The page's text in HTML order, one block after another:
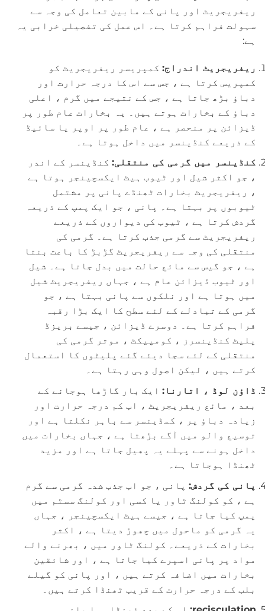
ریفریجریٹ اور پانی کے مابین تعامل کی وجہ سے
سہولت فراہم کرتا ہے۔ اس عمل کی تفصیلی خرابی یہ
ہے:
ریفریجریٹ اندراج: کمپریسر ریفریجریٹ کو
کمپریس کرتا ہے ، جس سے اس کا درجہ حرارت اور
دباؤ بڑھ جاتا ہے ، جس کے نتیجے میں گرم ، اعلی
دباؤ کے بخارات ہوتے ہیں۔ یہ بخارات عام طور پر
ڈیزائن پر منحصر ہے ، عام طور پر اوپر یا سائیڈ
کے ذریعے کنڈینسر میں داخل ہوتا ہے۔
کنڈینسر میں گرمی کی منتقلی: کنڈینسر کے اندر
، جو اکثر شیل اور ٹیوب ہیٹ ایکسچینجر ہوتا ہے
، ریفریجریٹ بخارات ٹھنڈے پانی پر مشتمل
ٹیوبوں پر بہتا ہے۔ پانی ، جو ایک پمپ کے ذریعہ
گردش کرتا ہے ، ٹیوب کی دیواروں کے ذریعے
ریفریجریٹ سے گرمی جذب کرتا ہے۔ گرمی کی
منتقلی کی وجہ سے ریفریجریٹ گڑبڑ کا باعث بنتا
ہے ، جو گیس سے مائع حالت میں بدل جاتا ہے۔ شیل
اور ٹیوب ڈیزائن عام ہے ، جہاں ریفریجریٹ شیل
میں ہوتا ہے اور نلکوں سے پانی بہتا ہے ، جو
گرمی کے تبادلے کے لئے سطح کا ایک بڑا رقبہ
فراہم کرتا ہے۔ دوسرے ڈیزائن ، جیسے بریزڈ
پلیٹ کنڈینسرز ، کومپیکٹ ، موثر گرمی کی
منتقلی کے لئے سجا دیئے گئے پلیٹوں کا استعمال
کرتے ہیں ، لیکن اصول وہی رہتا ہے۔
ڈاؤن لوڈ ، اتارنا: ایک بار گاڑھا ہوجانے کے
بعد ، مائع ریفریجریٹ ، اب کم درجہ حرارت اور
زیادہ دباؤ پر ، کمڈینسر سے باہر نکلتا ہے اور
توسیع والو میں آگے بڑھتا ہے ، جہاں بخارات میں
داخل ہونے سے پہلے یہ پھیل جاتا ہے اور مزید
ٹھنڈا ہوجاتا ہے۔
پانی کی گردش: پانی ، جو اب جذب شدہ گرمی سے گرم
ہے ، کو کولنگ ٹاور یا کسی اور کولنگ سسٹم میں
پمپ کیا جاتا ہے ، جیسے ہیٹ ایکسچینجر ، جہاں
یہ گرمی کو ماحول میں چھوڑ دیتا ہے ، اکثر
بخارات کے ذریعے۔ کولنگ ٹاور میں ، بھرنے والے
مواد پر پانی اسپرے کیا جاتا ہے ، اور شائقین
بخارات میں اضافہ کرتے ہیں ، اور پانی کو گیلے
بلب کے درجہ حرارت کے قریب ٹھنڈا کرتے ہیں۔